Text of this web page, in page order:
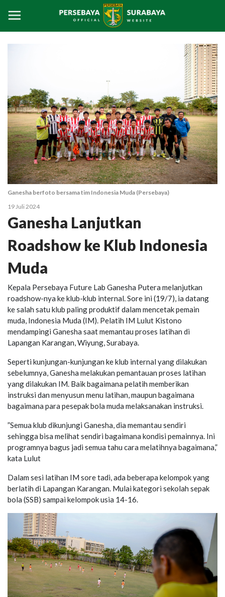
Ganesha berfoto bersama tim Indonesia Muda (Persebaya)
19 Juli 2024
Ganesha Lanjutkan
Roadshow ke Klub Indonesia
Muda
Kepala Persebaya Future Lab Ganesha Putera melanjutkan
roadshow-nya ke klub-klub internal. Sore ini (19/7), ia datang
ke salah satu klub paling produktif dalam mencetak pemain
muda, Indonesia Muda (IM). Pelatih IM Lulut Kistono
mendampingi Ganesha saat memantau proses latihan di
Lapangan Karangan, Wiyung, Surabaya.
Seperti kunjungan-kunjungan ke klub internal yang dilakukan
sebelumnya, Ganesha melakukan pemantauan proses latihan
yang dilakukan IM. Baik bagaimana pelatih memberikan
instruksi dan menyusun menu latihan, maupun bagaimana
bagaimana para pesepak bola muda melaksanakan instruksi.
”Semua klub dikunjungi Ganesha, dia memantau sendiri
sehingga bisa melihat sendiri bagaimana kondisi pemainnya. Ini
programnya bagus jadi semua tahu cara melatihnya bagaimana,”
kata Lulut
Dalam sesi latihan IM sore tadi, ada beberapa kelompok yang
berlatih di Lapangan Karangan. Mulai kategori sekolah sepak
bola (SSB) sampai kelompok usia 14-16.